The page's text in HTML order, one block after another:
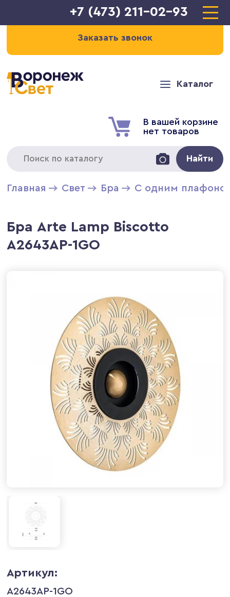
+7 (473) 211-02-93
Заказать звонок
Каталог
В вашей корзине
нет товаров
Найти
Главная Свет Бра С одним
Бра Arte Lamp Biscotto
A2643AP-1GO
Артикул:
A2643AP-1GO